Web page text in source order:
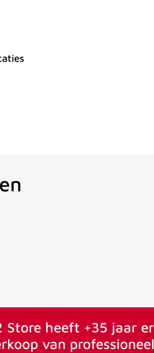
+35 jaar ervaring Vanaf 75€ gratis
Store heeft +35 jaar
van